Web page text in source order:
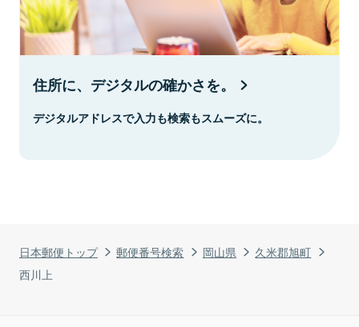
日本郵便トップ 郵便番号検索 岡山県
久米郡旭町
西川上
住所に、デジタルの確かさを。
デジタルアドレスで入力も検索もスムーズに。